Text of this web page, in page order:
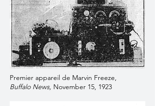
Premier appareil de Marvin Freeze,
Buffalo News, November 15, 1923